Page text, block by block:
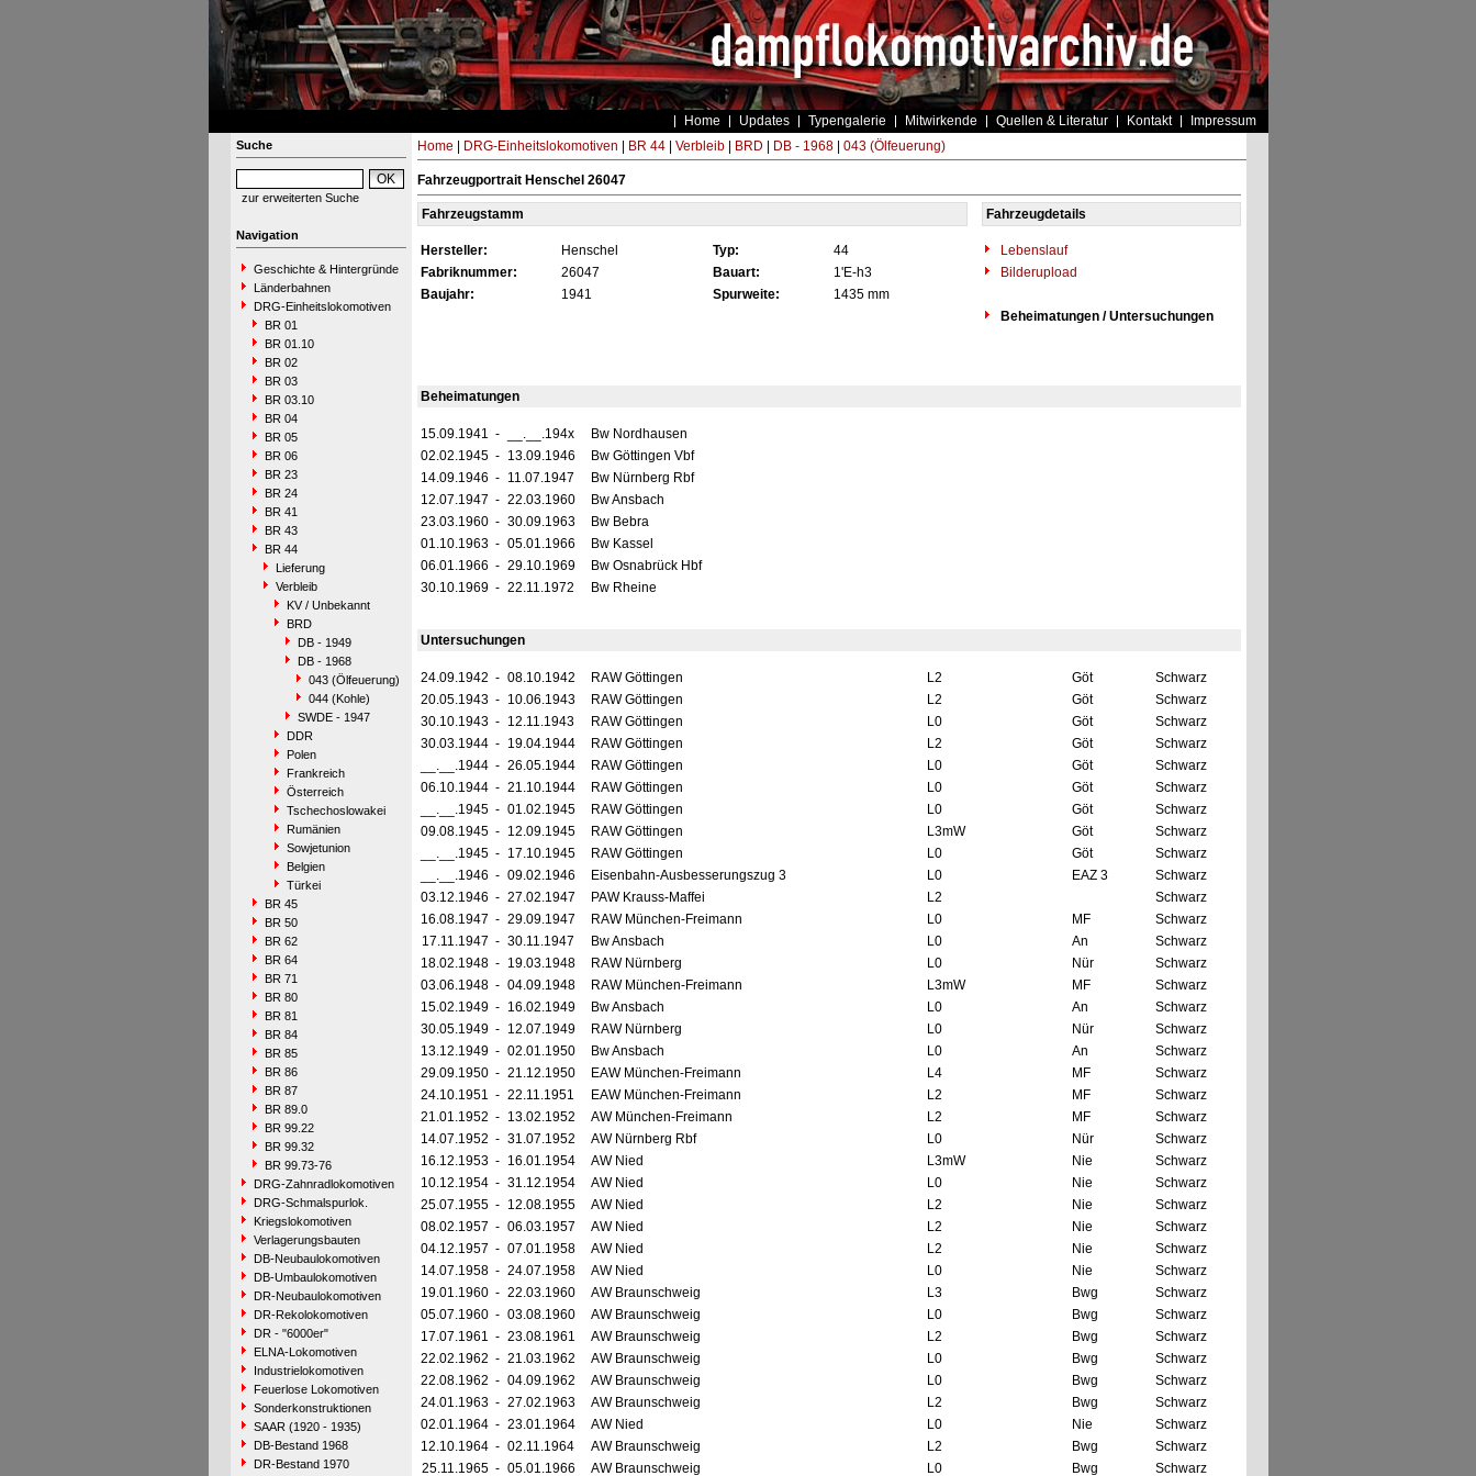
Home Updates Typengalerie Mitwirkende Quellen & Literatur Kontakt Impressum
Suche
zur erweiterten Suche
Navigation
Geschichte & Hintergründe
Länderbahnen
DRG-Einheitslokomotiven
BR 01
BR 01.10
BR 02
BR 03
BR 03.10
BR 04
BR 05
BR 06
BR 23
BR 24
BR 41
BR 43
BR 44
Lieferung
Verbleib
KV / Unbekannt
BRD
DB - 1949
DB - 1968
043 (Ölfeuerung)
044 (Kohle)
SWDE - 1947
DDR
Polen
Frankreich
Österreich
Tschechoslowakei
Rumänien
Sowjetunion
Belgien
Türkei
BR 45
BR 50
BR 62
BR 64
BR 71
BR 80
BR 81
BR 84
BR 85
BR 86
BR 87
BR 89.0
BR 99.22
BR 99.32
BR 99.73-76
DRG-Zahnradlokomotiven
DRG-Schmalspurlok.
Kriegslokomotiven
Verlagerungsbauten
DB-Neubaulokomotiven
DB-Umbaulokomotiven
DR-Neubaulokomotiven
DR-Rekolokomotiven
DR - "6000er"
ELNA-Lokomotiven
Industrielokomotiven
Feuerlose Lokomotiven
Sonderkonstruktionen
SAAR (1920 - 1935)
DB-Bestand 1968
DR-Bestand 1970
Home DRG-Einheitslokomotiven BR 44| Verbleib| BRD DB - 1968| 043 (Ölfeuerung)
Fahrzeugportrait Henschel 26047
Fahrzeugstamm Fahrzeugdetails
Hersteller: Henschel Typ: 44
Lebenslauf
Fabriknummer:
26047 Bauart: 1'E-h3
Bilderupload
Baujahr:
1941 Spurweite:
1435 mm
Beheimatungen / Untersuchungen
Beheimatungen
15.09.1941 - __.__.194x
Bw Nordhausen
02.02.1945 - 13.09.1946
Bw Göttingen Vbf
14.09.1946 - 11.07.1947
Bw Nürnberg Rbf
12.07.1947 - 22.03.1960
Bw Ansbach
23.03.1960 - 30.09.1963
Bw Bebra
01.10.1963 - 05.01.1966
Bw Kassel
06.01.1966 - 29.10.1969
Bw Osnabrück Hbf
30.10.1969 - 22.11.1972 Bw Rheine
Untersuchungen
24.09.1942 - 08.10.1942 RAW Göttingen L2 Göt
Schwarz
20.05.1943 - 10.06.1943 RAW Göttingen L2 Göt
Schwarz
30.10.1943 - 12.11.1943 RAW Göttingen L0 Göt
Schwarz
30.03.1944 - 19.04.1944 RAW Göttingen L2 Göt
Schwarz
__.__.1944 - 26.05.1944 RAW Göttingen L0 Göt
Schwarz
06.10.1944 - 21.10.1944 RAW Göttingen L0 Göt
Schwarz
__.__.1945 - 01.02.1945 RAW Göttingen L0 Göt
Schwarz
09.08.1945 - 12.09.1945 RAW Göttingen L3mW Göt
Schwarz
__.__.1945 - 17.10.1945 RAW Göttingen L0 Göt
Schwarz
__.__.1946 - 09.02.1946 Eisenbahn-Ausbesserungszug 3 L0 EAZ 3
Schwarz
03.12.1946 - 27.02.1947 PAW Krauss-Maffei L2
Schwarz
16.08.1947 - 29.09.1947 RAW München-Freimann L0 MF
Schwarz
17.11.1947 - 30.11.1947 Bw Ansbach L0 An
Schwarz
18.02.1948 - 19.03.1948 RAW Nürnberg L0 Nür
Schwarz
03.06.1948 - 04.09.1948 RAW München-Freimann L3mW MF
Schwarz
15.02.1949 - 16.02.1949 Bw Ansbach L0 An
Schwarz
30.05.1949 - 12.07.1949 RAW Nürnberg L0 Nür
Schwarz
13.12.1949 - 02.01.1950 Bw Ansbach L0 An
Schwarz
29.09.1950 - 21.12.1950 EAW München-Freimann L4 MF
Schwarz
24.10.1951 - 22.11.1951 EAW München-Freimann L2 MF
Schwarz
21.01.1952 - 13.02.1952 AW München-Freimann L2 MF
Schwarz
14.07.1952 - 31.07.1952 AW Nürnberg Rbf L0 Nür
Schwarz
16.12.1953 - 16.01.1954 AW Nied L3mW Nie
Schwarz
10.12.1954 - 31.12.1954 AW Nied L0 Nie
Schwarz
25.07.1955 - 12.08.1955 AW Nied L2 Nie
Schwarz
08.02.1957 - 06.03.1957 AW Nied L2 Nie
Schwarz
04.12.1957 - 07.01.1958 AW Nied L2 Nie
Schwarz
14.07.1958 - 24.07.1958 AW Nied L0 Nie
Schwarz
19.01.1960 - 22.03.1960 AW Braunschweig L3 Bwg
Schwarz
05.07.1960 - 03.08.1960 AW Braunschweig L0 Bwg
Schwarz
17.07.1961 - 23.08.1961 AW Braunschweig L2 Bwg
Schwarz
22.02.1962 - 21.03.1962 AW Braunschweig L0 Bwg
Schwarz
22.08.1962 - 04.09.1962 AW Braunschweig L0 Bwg
Schwarz
24.01.1963 - 27.02.1963 AW Braunschweig L2 Bwg
Schwarz
02.01.1964 - 23.01.1964 AW Nied L0 Nie
Schwarz
12.10.1964 - 02.11.1964 AW Braunschweig L2 Bwg
Schwarz
25.11.1965 - 05.01.1966 AW Braunschweig L0 Bwg Schwarz